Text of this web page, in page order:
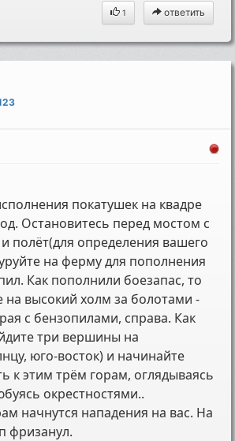
1 ответить
покатушек на квадре
Остановитесь перед мостом с
полёт(для определения вашего
на ферму для пополнения
Как пополнили боезапас, то
на высокий холм за болотами -
с бензопилами, справа. Как
три вершины на
юго-восток) и начинайте
к этим трём горам, оглядываясь
окрестностями..
начнутся нападения на вас. На
фризанул.